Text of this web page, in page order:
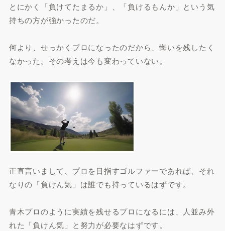
とにかく「負けてたまるか」、「負けるもんか」という気
持ちの方が強かったのだ。
何より、せっかくプロになったのだから、悔いを残したく
なかった。その考えは今も変わっていない。
正直言いまして、プロを目指すゴルファーであれば、それ
なりの「負けん気」は誰でも持っているはずです。
青木プロのように実績を残せるプロになるには、人並み外
れた「負けん気」と努力が必要なはずです。